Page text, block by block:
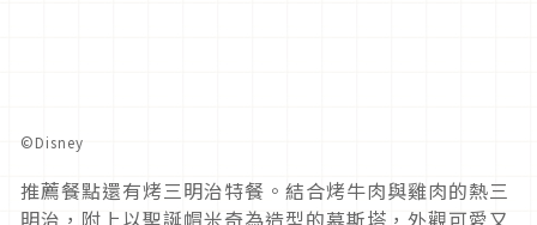
©Disney
推薦餐點還有烤三明治特餐。結合烤牛肉與雞肉的熱三
明治，附上以聖誕帽米奇為造型的慕斯塔，外觀可愛又